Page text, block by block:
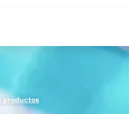
productos